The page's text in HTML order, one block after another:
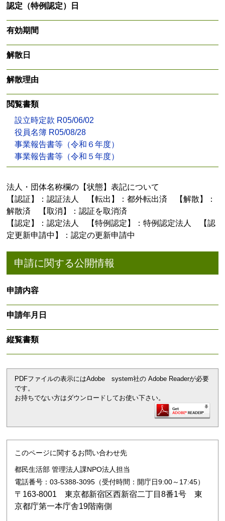
認定（特例認定）日
有効期間
解散日
解散理由
閲覧書類
設立時定款 R05/06/02
役員名簿 R05/08/28
事業報告書等（令和６年度）
事業報告書等（令和５年度）
法人・団体名称欄の【状態】表記について
【認証】：認証法人 【転出】：都外転出済 【解散】：
解散済 【取消】：認証を取消済
【認定】：認定法人 【特例認定】：特例認定法人 【認
定更新申請中】：認定の更新申請中
申請に関する公開情報
申請内容
申請年月日
縦覧書類
PDFファイルの表示にはAdobe system社の Adobe Readerが必要
です。
お持ちでない方はダウンロードしてお使い下さい。
このページに関するお問い合わせ先
都民生活部 管理法人課NPO法人担当
電話番号：03-5388-3095（受付時間：開庁日9:00～17:45）
〒163-8001 東京都新宿区西新宿二丁目8番1号 東
京都庁第一本庁舎19階南側